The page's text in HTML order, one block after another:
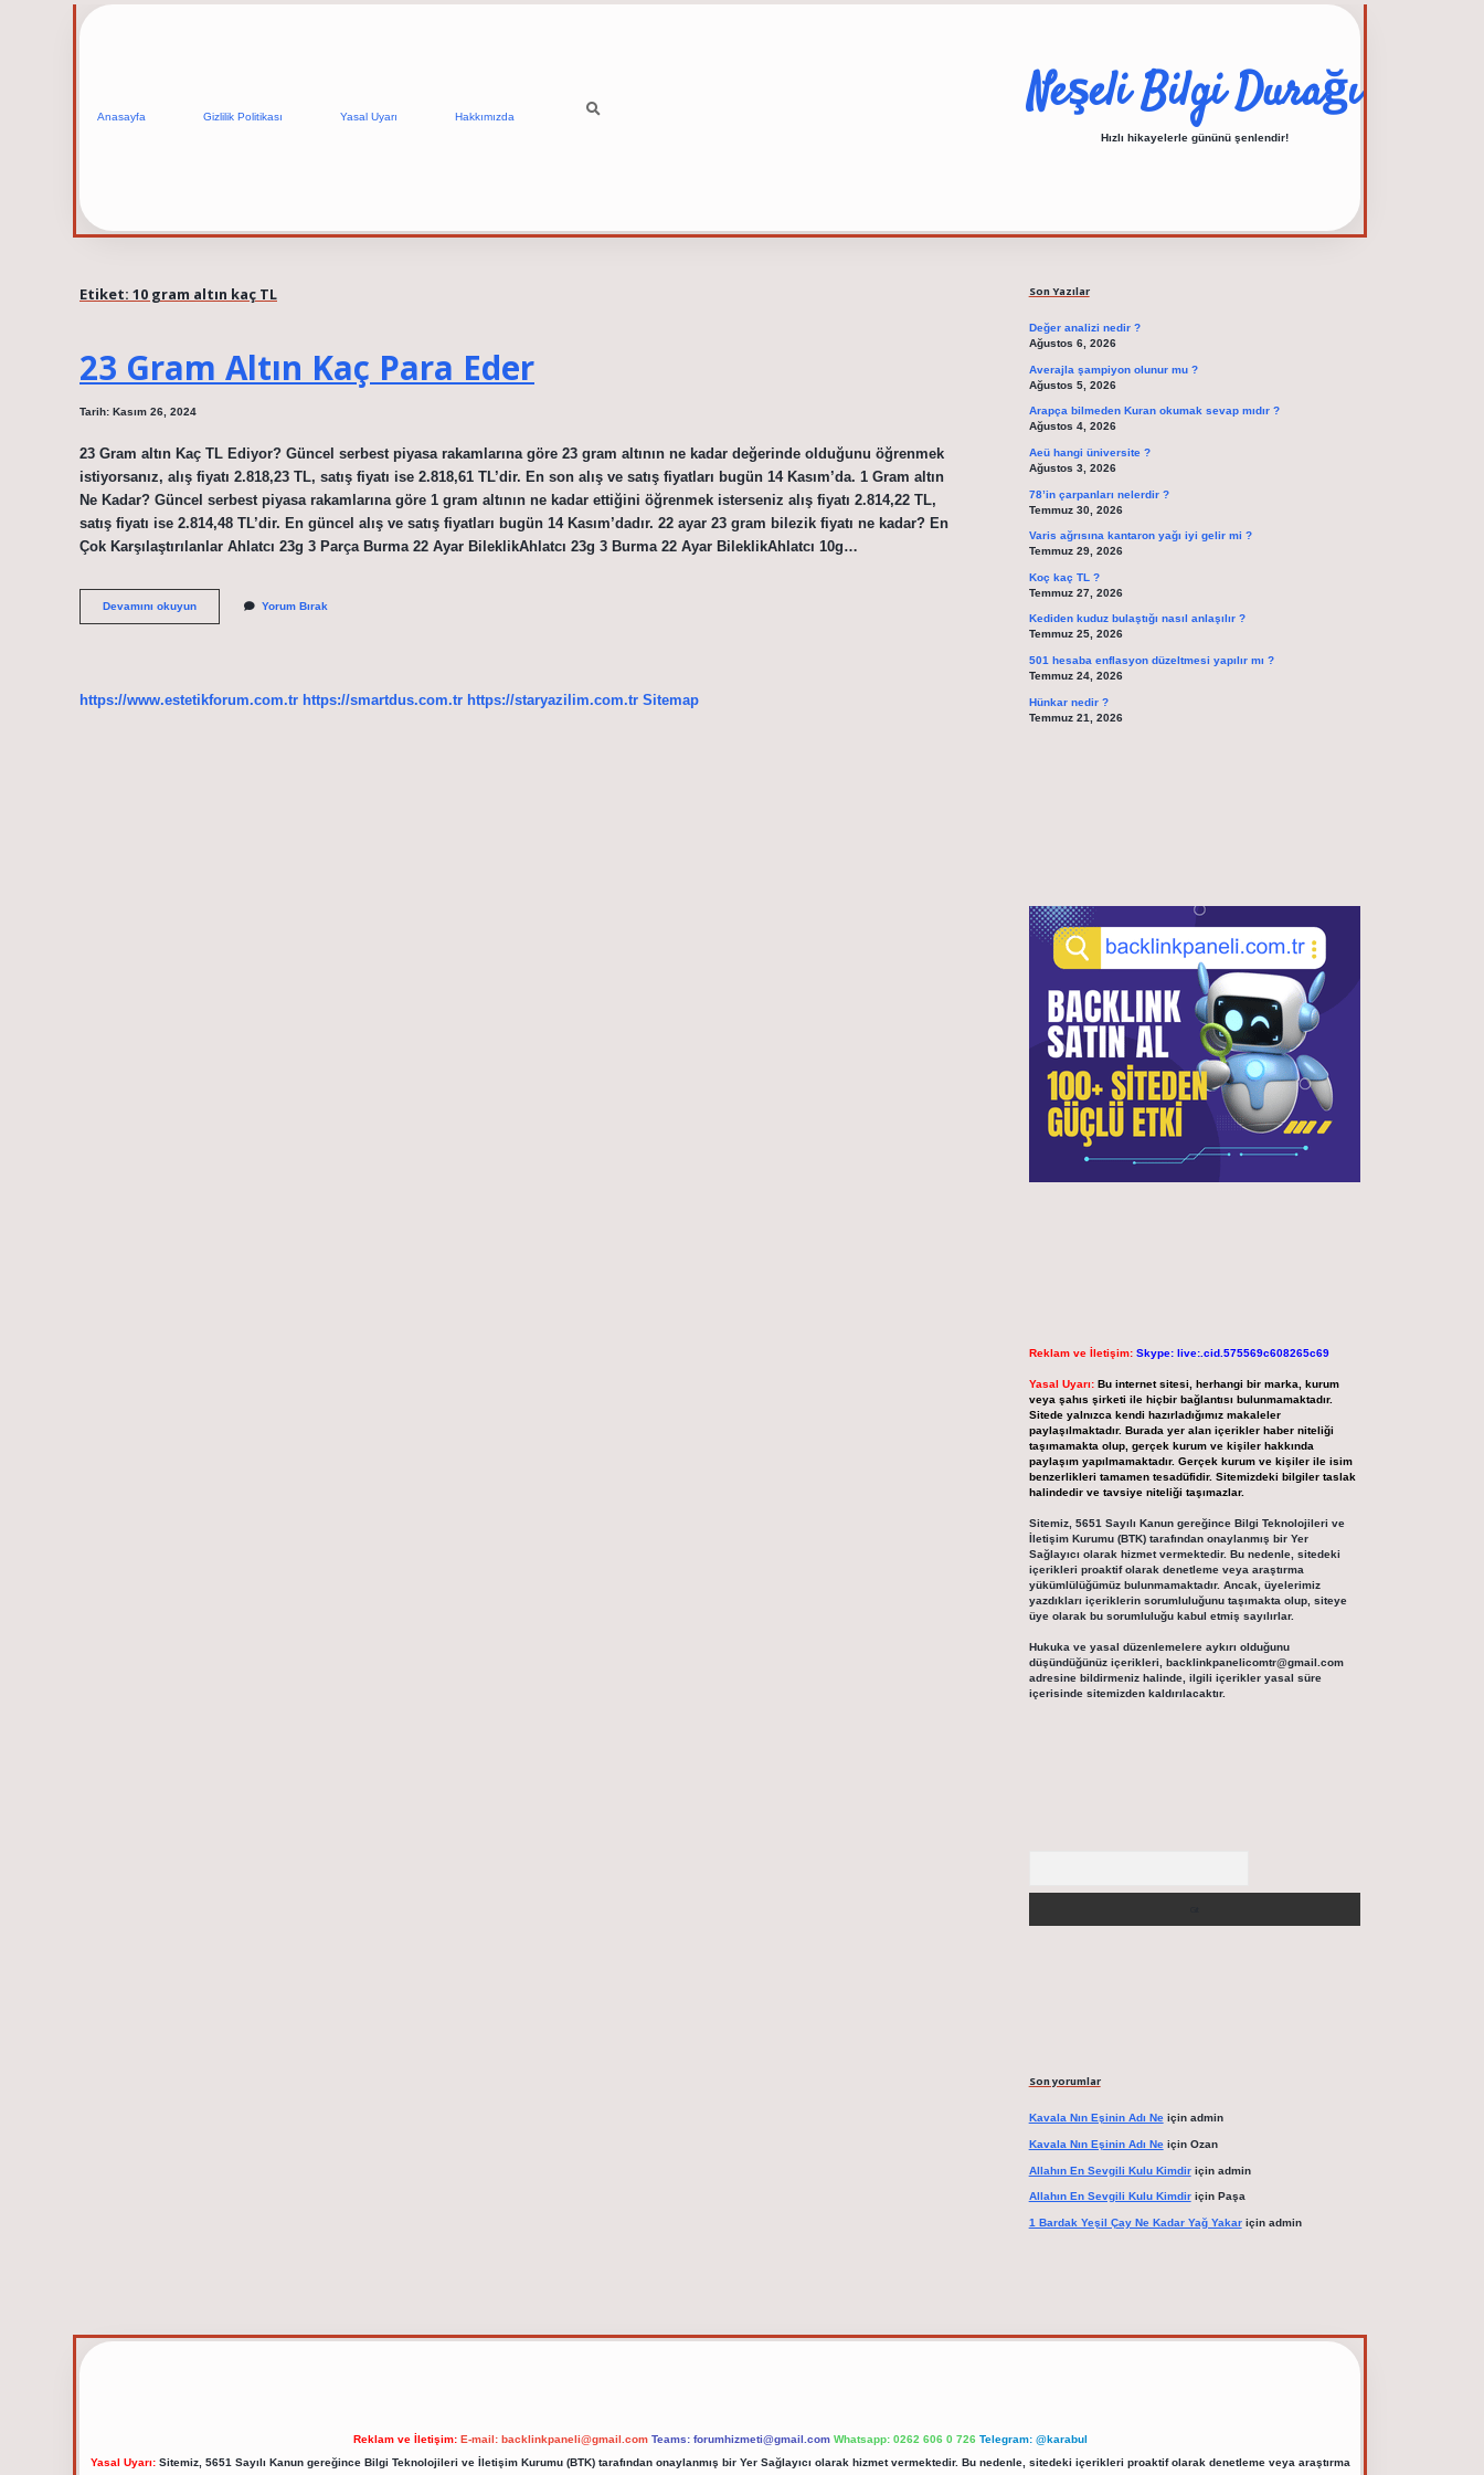
Anasayfa Gizlilik Politikası Yasal Uyarı Hakkımızda Neşeli Bilgi Durağı
Hızlı hikayelerle gününü şenlendir!
Etiket: 10 gram altın kaç TL
23 Gram Altın Kaç Para Eder
Tarih: Kasım 26, 2024
23 Gram altın Kaç TL Ediyor? Güncel serbest piyasa rakamlarına göre 23 gram altının ne kadar değerinde olduğunu öğrenmek
istiyorsanız, alış fiyatı 2.818,23 TL, satış fiyatı ise 2.818,61 TL’dir. En son alış ve satış fiyatları bugün 14 Kasım’da. 1 Gram altın
Ne Kadar? Güncel serbest piyasa rakamlarına göre 1 gram altının ne kadar ettiğini öğrenmek isterseniz alış fiyatı 2.814,22 TL,
satış fiyatı ise 2.814,48 TL’dir. En güncel alış ve satış fiyatları bugün 14 Kasım’dadır. 22 ayar 23 gram bilezik fiyatı ne kadar? En
Çok Karşılaştırılanlar Ahlatcı 23g 3 Parça Burma 22 Ayar BileklikAhlatcı 23g 3 Burma 22 Ayar BileklikAhlatcı 10g…
Devamını okuyun23
Gram
Yorum Bırak
https://www.estetikforum.com.tr https://smartdus.com.tr https://staryazilim.com.tr Sitemap
Son Yazılar
Değer analizi nedir ?
Ağustos 6, 2026
Averajla şampiyon olunur mu ?
Ağustos 5, 2026
Arapça bilmeden Kuran okumak sevap mıdır ?
Ağustos 4, 2026
Aeü hangi üniversite ?
Ağustos 3, 2026
78’in çarpanları nelerdir ?
Temmuz 30, 2026
Varis ağrısına kantaron yağı iyi gelir mi ?
Temmuz 29, 2026
Koç kaç TL ?
Temmuz 27, 2026
Kediden kuduz bulaştığı nasıl anlaşılır ?
Temmuz 25, 2026
501 hesaba enflasyon düzeltmesi yapılır mı ?
Temmuz 24, 2026
Hünkar nedir ?
Temmuz 21, 2026
Reklam ve İletişim: Skype: live:.cid.575569c608265c69
Yasal Uyarı: Bu internet sitesi, herhangi bir marka, kurum
veya şahıs şirketi ile hiçbir bağlantısı bulunmamaktadır.
Sitede yalnızca kendi hazırladığımız makaleler
paylaşılmaktadır. Burada yer alan içerikler haber niteliği
taşımamakta olup, gerçek kurum ve kişiler hakkında
paylaşım yapılmamaktadır. Gerçek kurum ve kişiler ile isim
benzerlikleri tamamen tesadüfidir. Sitemizdeki bilgiler taslak
halindedir ve tavsiye niteliği taşımazlar.
Sitemiz, 5651 Sayılı Kanun gereğince Bilgi Teknolojileri ve
İletişim Kurumu (BTK) tarafından onaylanmış bir Yer
Sağlayıcı olarak hizmet vermektedir. Bu nedenle, sitedeki
içerikleri proaktif olarak denetleme veya araştırma
yükümlülüğümüz bulunmamaktadır. Ancak, üyelerimiz
yazdıkları içeriklerin sorumluluğunu taşımakta olup, siteye
üye olarak bu sorumluluğu kabul etmiş sayılırlar.
Hukuka ve yasal düzenlemelere aykırı olduğunu
düşündüğünüz içerikleri, backlinkpanelicomtr@gmail.com
adresine bildirmeniz halinde, ilgili içerikler yasal süre
içerisinde sitemizden kaldırılacaktır.
Son yorumlar
Kavala Nın Eşinin Adı Neiçin admin
Kavala Nın Eşinin Adı Neiçin Ozan
Allahın En Sevgili Kulu Kimdiriçin admin
Allahın En Sevgili Kulu Kimdiriçin Paşa
1 Bardak Yeşil Çay Ne Kadar Yağ Yakariçin admin
elexbet güncel
Reklam ve İletişim: E-mail: backlinkpaneli@gmail.com Teams: forumhizmeti@gmail.com Whatsapp: 0262 606 0 726 Telegram: @karabul
Yasal Uyarı:Sitemiz, 5651 Sayılı Kanun gereğince Bilgi Teknolojileri ve İletişim Kurumu (BTK) tarafından onaylanmış bir Yer Sağlayıcı olarak hizmet vermektedir. Bu nedenle, sitedeki içerikleri proaktif olarak denetleme veya araştırma